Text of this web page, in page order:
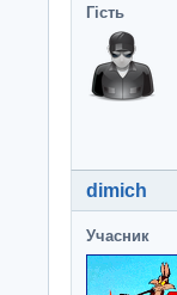
Гість
dimich
Учасник